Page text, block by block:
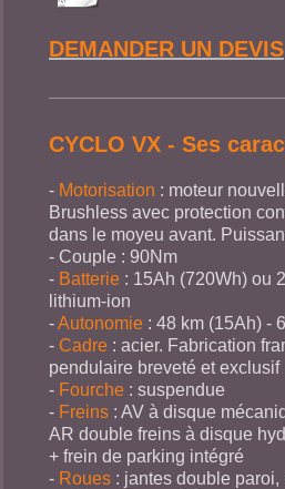
DEMANDER UN DEVIS
CYCLO VX - Ses
- Motorisation : moteur
Brushless avec protection
dans le moyeu avant.
- Couple : 90Nm
- Batterie : 15Ah (720Wh) ou
lithium-ion
-Autonomie : 48 km (15Ah) -
- Cadre : acier. Fabrication
pendulaire breveté et exclusif
- Fourche : suspendue
- Freins : AV à disque
AR double freins à disque
+ frein de parking intégré
- Roues : jantes double paroi,